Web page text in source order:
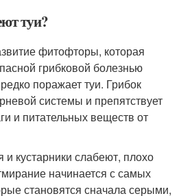
туи?
фитофторы, которая
грибковой болезнью
поражает туи. Грибок
системы и препятствует
и питательных веществ от
кустарники слабеют, плохо
начинается с самых
становятся сначала серыми,